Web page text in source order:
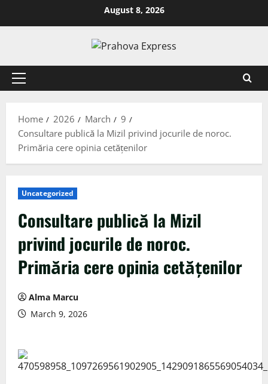
August 8, 2026
Home 2026 March
9
Consultare publică la Mizil privind jocurile de noroc.
Primăria cere opinia cetățenilor
Uncategorized
Consultare publică la Mizil
privind jocurile de noroc.
Primăria cere opinia cetățenilor
Alma Marcu
March 9, 2026